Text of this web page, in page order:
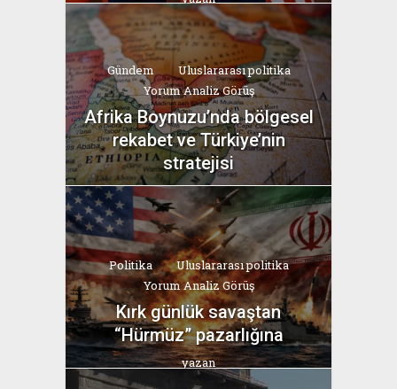
Bahri Ak
Gündem
Uluslararası politika
Yorum Analiz Görüş
Afrika Boynuzu’nda bölgesel
rekabet ve Türkiye’nin
stratejisi
yazan
Bahri Ak
Politika
Uluslararası politika
Yorum Analiz Görüş
Kırk günlük savaştan
“Hürmüz” pazarlığına
yazan
Bahri Ak